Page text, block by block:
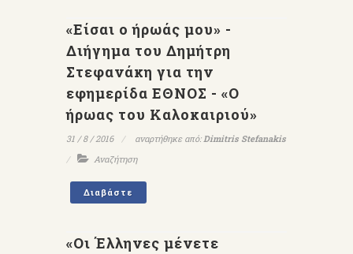
«Είσαι ο ήρωάς μου» -
Διήγημα του Δημήτρη
Στεφανάκη για την
εφημερίδα ΕΘΝΟΣ - «Ο
ήρωας του Καλοκαιριού»
31 / 8 / 2016 αναρτήθηκε από:Dimitris Stefanakis
Αναζήτηση
Διαβάστε
«Οι Έλληνες μένετε